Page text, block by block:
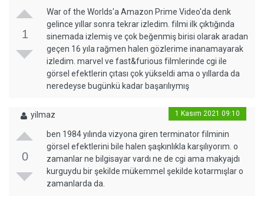
1
War of the Worlds'a Amazon Prime Video'da denk
gelince yıllar sonra tekrar izledim. filmi ilk çıktığında
sinemada izlemiş ve çok beğenmiş birisi olarak aradan
geçen 16 yıla rağmen halen gözlerime inanamayarak
izledim. marvel ve fast&furious filmlerinde cgi ile
görsel efektlerin çıtası çok yükseldi ama o yıllarda da
neredeyse bugünkü kadar başarılıymış
yilmaz 1 Kasım 2021 09:10
0
ben 1984 yılında vizyona giren terminator filminin
görsel efektlerini bile halen şaşkınlıkla karşılıyorım. o
zamanlar ne bilgisayar vardı ne de cgi ama makyajdı
kurguydu bir şekilde mükemmel şekilde kotarmışlar o
zamanlarda da.